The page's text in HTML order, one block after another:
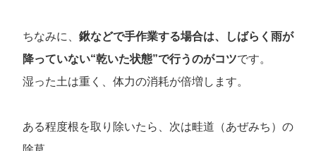
ちなみに、 鍬などで手作業する場合は、しばらく雨が
降っていない“乾いた状態”で行うのがコツです。
湿った土は重く、体力の消耗が倍増します。
ある程度根を取り除いたら、次は畦道（あぜみち）の